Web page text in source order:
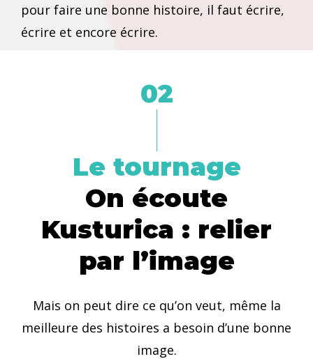
pour faire une bonne histoire, il faut écrire,
écrire et encore écrire.
02
Le tournage
On écoute
Kusturica : relier
par l’image
Mais on peut dire ce qu’on veut, même la
meilleure des histoires a besoin d’une bonne
image.